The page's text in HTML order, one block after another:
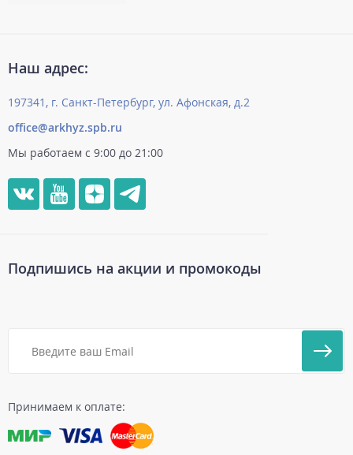
Наш адрес:
197341, г. Санкт-Петербург, ул. Афонская, д.2
office@arkhyz.spb.ru
Мы работаем с 9:00 до 21:00
Принимаем к оплате:
Подпишись на акции и промокоды